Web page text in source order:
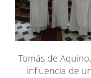
Tomás de
influencia de un